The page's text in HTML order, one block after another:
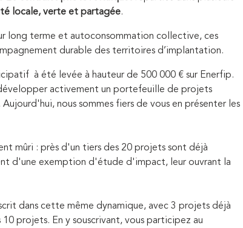
locale, verte et partagée.
long terme et autoconsommation collective, ces
durable des territoires d’implantation.
à été levée à hauteur de 500 000 € sur Enerfip.
activement un portefeuille de projets
nous sommes fiers de vous en présenter les
mûri : près d'un tiers des 20 projets sont déjà
d'une exemption d'étude d'impact, leur ouvrant la
dans cette même dynamique, avec 3 projets déjà
projets. En y souscrivant, vous participez au